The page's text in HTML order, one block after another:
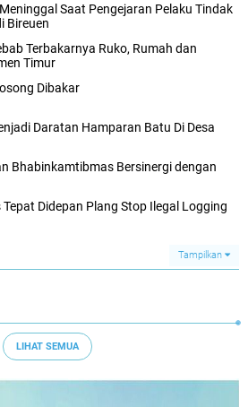
Saat Pengejaran Pelaku Tindak
Bireuen
Terbakarnya Ruko, Rumah dan
Timur
Dibakar
Daratan Hamparan Batu Di Desa
Bhabinkamtibmas Bersinergi dengan
Didepan Plang Stop Ilegal Logging
Tampilkan
LIHAT SEMUA